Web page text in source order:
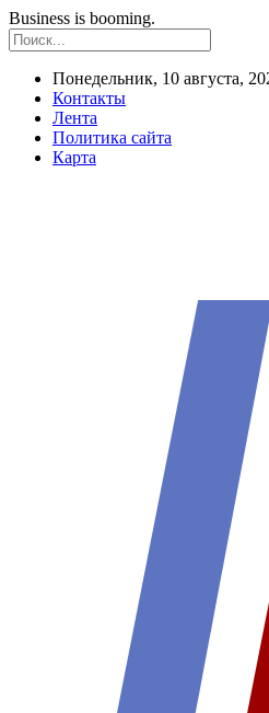
Business is booming.
Понедельник, 10 августа,
Контакты
Лента
Политика сайта
Карта